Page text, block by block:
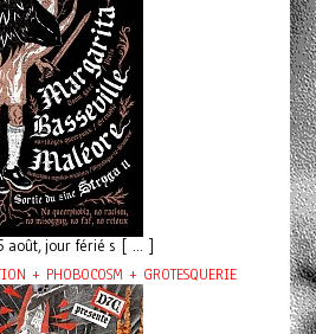
jour férié s [ ... ]
+ PHOBOCOSM + GROTESQUERIE